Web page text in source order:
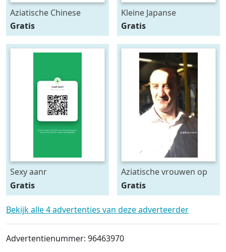
Aziatische Chinese
vrouwen op zoek naar
een date
Gratis
Kleine Japanse
Aziatische vr wil je ook
een relatie
Gratis
Sexy aanr
Gratis
Aziatische vrouwen op
zoek naar een relatie
Gratis
Bekijk alle 4 advertenties van deze adverteerder
Advertentienummer: 96463970